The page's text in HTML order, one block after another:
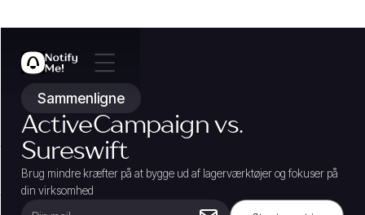
Sammenligne
ActiveCampaign vs.
Sureswift
Brug mindre kræfter på at bygge ud af lagerværktøjer og fokuser på
din virksomhed